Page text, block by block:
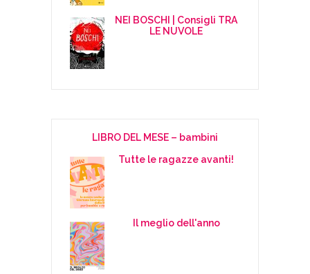
NEI BOSCHI | Consigli TRA
LE NUVOLE
LIBRO DEL MESE – bambini
Tutte le ragazze avanti!
Il meglio dell'anno